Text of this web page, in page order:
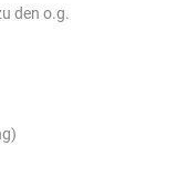
den o.g.